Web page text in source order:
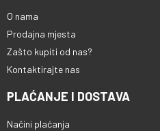
O nama
Prodajna mjesta
Zašto kupiti od nas?
Kontaktirajte nas
PLAĆANJE I DOSTAVA
Načini plaćanja